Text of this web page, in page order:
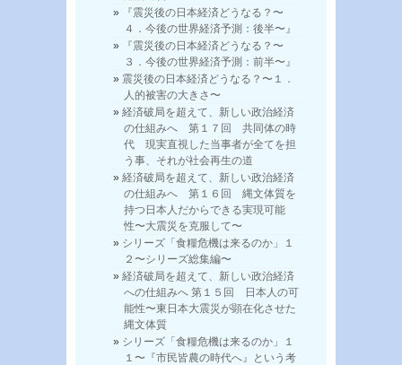
『震災後の日本経済どうなる？〜
４．今後の世界経済予測：後半〜』
『震災後の日本経済どうなる？〜
３．今後の世界経済予測：前半〜』
震災後の日本経済どうなる？〜１．
人的被害の大きさ〜
経済破局を超えて、新しい政治経済
の仕組みへ 第１７回 共同体の時
代 現実直視した当事者が全てを担
う事、それが社会再生の道
経済破局を超えて、新しい政治経済
の仕組みへ 第１６回 縄文体質を
持つ日本人だからできる実現可能
性〜大震災を克服して〜
シリーズ「食糧危機は来るのか」１
２〜シリーズ総集編〜
経済破局を超えて、新しい政治経済
への仕組みへ 第１５回 日本人の可
能性〜東日本大震災が顕在化させた
縄文体質
シリーズ「食糧危機は来るのか」１
１〜『市民皆農の時代へ』という考